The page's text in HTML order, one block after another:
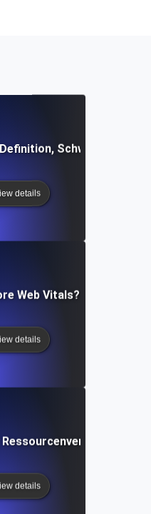
Schwellenwerte,
details
Web Vitals?
details
details